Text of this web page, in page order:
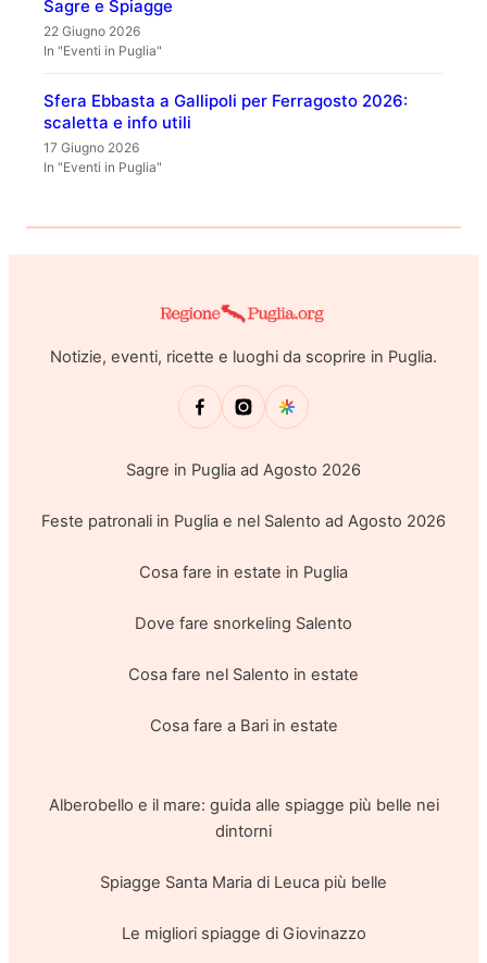
Sagre e Spiagge
22 Giugno 2026
In "Eventi in Puglia"
Sfera Ebbasta a Gallipoli per Ferragosto 2026:
scaletta e info utili
17 Giugno 2026
In "Eventi in Puglia"
Notizie, eventi, ricette e luoghi da scoprire in Puglia.
Sagre in Puglia ad Agosto 2026
Feste patronali in Puglia e nel Salento ad Agosto 2026
Cosa fare in estate in Puglia
Dove fare snorkeling Salento
Cosa fare nel Salento in estate
Cosa fare a Bari in estate
Alberobello e il mare: guida alle spiagge più belle nei
dintorni
Spiagge Santa Maria di Leuca più belle
Le migliori spiagge di Giovinazzo